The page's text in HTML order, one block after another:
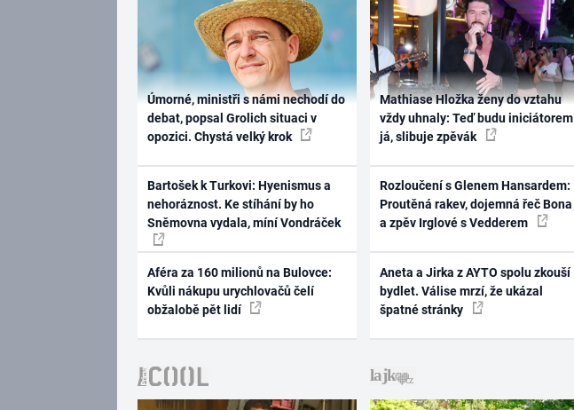
Úmorné, ministři s námi nechodí do
debat, popsal Grolich situaci v
opozici. Chystá velký krok
Bartošek k Turkovi: Hyenismus a
nehoráznost. Ke stíhání by ho
Sněmovna vydala, míní Vondráček
Aféra za 160 milionů na Bulovce:
Kvůli nákupu urychlovačů čelí
obžalobě pět lidí
Mathiase Hložka ženy do vztahu
vždy uhnaly: Teď budu iniciátorem
já, slibuje zpěvák
Rozloučení s Glenem Hansardem:
Proutěná rakev, dojemná řeč Bona
a zpěv Irglové s Vedderem
Aneta a Jirka z AYTO spolu zkouší
bydlet. Válise mrzí, že ukázal
špatné stránky